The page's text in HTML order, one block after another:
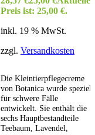
Preis ist: 25,00 €.
inkl. 19 % MwSt.
zzgl. Versandkosten
Die Kleintierpflegecreme
von Botanica wurde speziell
für schwere Fälle
entwickelt. Sie enthält die
sechs Hauptbestandteile
Teebaum, Lavendel,